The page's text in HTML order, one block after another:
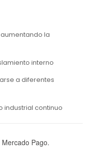
la
interno
a diferentes
industrial continuo
Mercado Pago.